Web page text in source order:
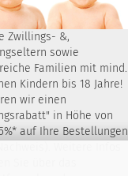
Zwillings- &,
sowie
Familien mit mind.
Kindern bis 18 Jahre!
wir einen
in Höhe von
auf Ihre Bestellungen